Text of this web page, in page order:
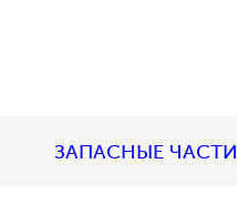
ЗАПАСНЫЕ ЧАСТИ